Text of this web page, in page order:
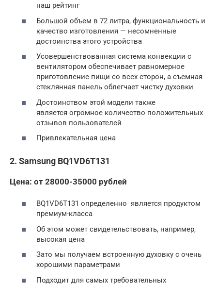
наш рейтинг
Большой объем в 72 литра, функциональность и
качество изготовления — несомненные
достоинства этого устройства
Усовершенствованная система конвекции с
вентилятором обеспечивает равномерное
приготовление пищи со всех сторон, а съемная
стеклянная панель облегчает чистку духовки
Достоинством этой модели также
является огромное количество положительных
отзывов пользователей
Привлекательная цена
2. Samsung BQ1VD6T131
Цена: от 28000-35000 рублей
BQ1VD6T131 определенно является продуктом
премиум-класса
Об этом может свидетельствовать, например,
высокая цена
Зато мы получаем встроенную духовку с очень
хорошими параметрами
Подходит для самых требовательных